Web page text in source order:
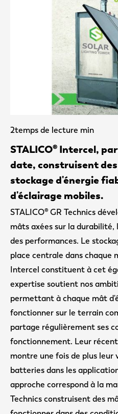
2temps de lecture min
STALICO® Intercel,
date, construisent
stockage d'énergie
d'éclairage mobiles.
STALICO® GR Technics
mâts axées sur la
des performances. Le
place centrale dans chaque
Intercel constituent à cet
expertise soutient nos
permettant à chaque mât
fonctionner sur le terrain
partage régulièrement ses
fonctionnement. Leur
montre une fois de plus leur
batteries dans les
approche correspond à la
Technics construisent des